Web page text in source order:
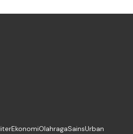
EkonomiOlahragaSainsUrban